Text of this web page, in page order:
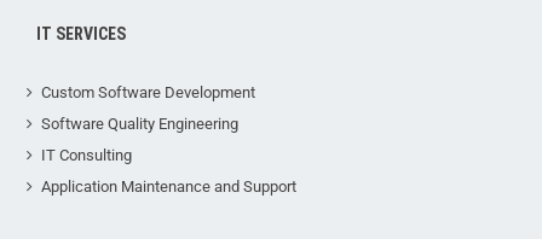
IT SERVICES
Custom Software Development
Software Quality Engineering
IT Consulting
Application Maintenance and Support